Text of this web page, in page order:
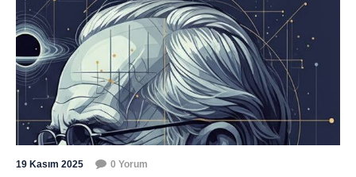
19 Kasım 2025 0 Yorum